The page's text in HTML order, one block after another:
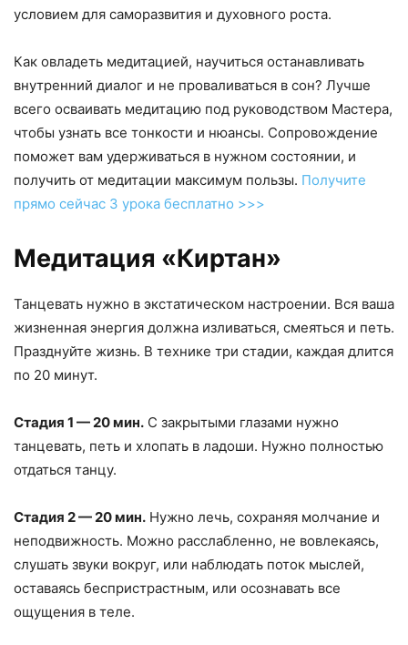
условием для саморазвития и духовного роста.
Как овладеть медитацией, научиться останавливать
внутренний диалог и не проваливаться в сон? Лучше
всего осваивать медитацию под руководством Мастера,
чтобы узнать все тонкости и нюансы. Сопровождение
поможет вам удерживаться в нужном состоянии, и
получить от медитации максимум пользы. Получите
прямо сейчас 3 урока бесплатно >>>
Медитация «Киртан»
Танцевать нужно в экстатическом настроении. Вся ваша
жизненная энергия должна изливаться, смеяться и петь.
Празднуйте жизнь. В технике три стадии, каждая длится
по 20 минут.
Стадия 1 — 20 мин. С закрытыми глазами нужно
танцевать, петь и хлопать в ладоши. Нужно полностью
отдаться танцу.
Стадия 2 — 20 мин. Нужно лечь, сохраняя молчание и
неподвижность. Можно расслабленно, не вовлекаясь,
слушать звуки вокруг, или наблюдать поток мыслей,
оставаясь беспристрастным, или осознавать все
ощущения в теле.